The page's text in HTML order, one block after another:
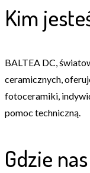
Kim
BALTEA DC,
ceramicznych,
fotoceramiki,
pomoc techniczną.
Gdzie